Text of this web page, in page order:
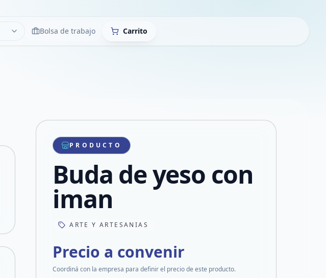
LimpiarBolsa de trabajo Carrito
Compartir producto
Compartir por WhatsApp
Compartir por mail
Compartir en Facebook
Compartir en X
PRODUCTO
Buda de yeso con
iman
ARTE Y ARTESANIAS
Precio a convenir
Coordiná con la empresa para definir el precio de este producto.